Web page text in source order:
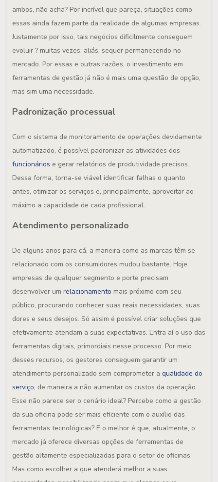
ambos, não acha? Por incrível que pareça, situações como
essas ainda fazem parte da realidade de algumas empresas.
Justamente por isso, tais negócios dificilmente conseguem
evoluir ? muitas vezes, aliás, sequer permanecendo no
mercado. Por essas e outras razões, o investimento em
ferramentas de gestão já não é mais uma questão de opção,
mas sim uma necessidade.
Padronização processual
Com o sistema de monitoramento de operações devidamente
automatizado, é possível padronizar as atividades dos
funcionários e gerar relatórios de produtividade precisos.
Dessa forma, torna-se viável identificar falhas o quanto
antes, otimizar os serviços e, principalmente, aproveitar ao
máximo a capacidade de cada profissional.
Atendimento personalizado
De alguns anos para cá, a maneira como as marcas têm se
relacionado com os consumidores mudou bastante. Hoje,
empresas de qualquer segmento e porte precisam
desenvolver um relacionamento mais próximo com seu
público, procurando conhecer suas reais necessidades, suas
dores e seus desejos. Só assim é possível criar soluções que
efetivamente atendam a suas expectativas. Entra aí o uso das
ferramentas digitais, primordiais nesse processo. Por meio
desses recursos, os gestores conseguem garantir um
atendimento personalizado sem comprometer a qualidade do
serviço, de maneira a não aumentar os custos da operação.
Esse não parece ser o cenário ideal? Percebe como a gestão
da sua oficina pode ser mais eficiente com o auxílio das
ferramentas tecnológicas? E o melhor é que, atualmente, o
mercado já oferece diversas opções de ferramentas de
gestão altamente especializadas para o setor de oficinas.
Mas como escolher a que atenderá melhor a suas